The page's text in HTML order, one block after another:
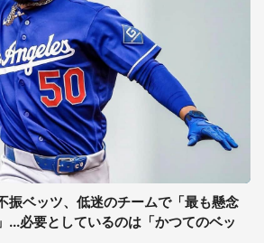
振ベッツ、低迷のチームで「最も懸念
...必要としているのは「かつてのベッ